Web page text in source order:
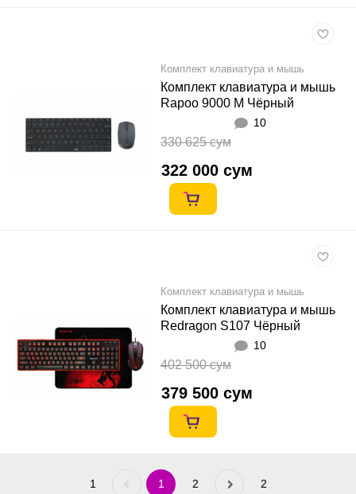
Комплект клавиатура и мышь
Комплект клавиатура и мышь
Rapoo 9000 М Чёрный
10
330 625 сум
322 000 сум
Комплект клавиатура и мышь
Комплект клавиатура и мышь
Redragon S107 Чёрный
10
402 500 сум
379 500 сум
1 Previous
1 2 »Next 2